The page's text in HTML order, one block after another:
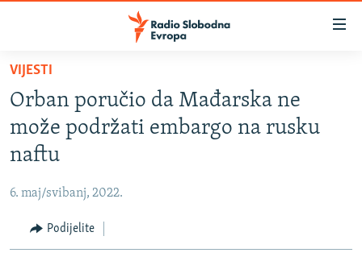
Pređite
glavni
sadržaj
Pređite
na
glavnu
navigaciju
Pređite
na
VIJESTI
BOSNA I HERCEGOVINA
SRBIJA
CRNA GORA
VIZUELNO
VIJESTI
Orban poručio da Mađarska ne
može podržati embargo na rusku
naftu
6. maj/svibanj, 2022.
Podijelite